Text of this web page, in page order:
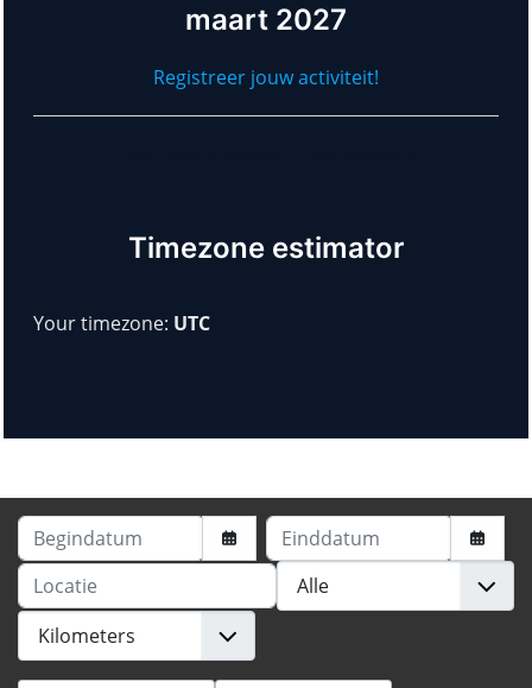
maart 2027
Registreer jouw activiteit!
Timezone estimator
Your timezone: UTC
Begindatum
Einddatum
Locatie